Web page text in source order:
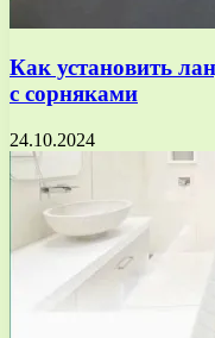
Как установить
с сорняками
24.10.2024